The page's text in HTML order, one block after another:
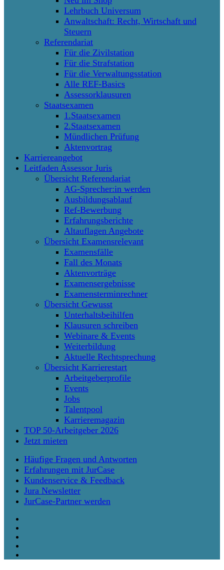
Lehrbuch Universum
Anwaltschaft: Recht, Wirtschaft und
Steuern
Referendariat
Für die Zivilstation
Für die Strafstation
Für die Verwaltungsstation
Alle REF-Basics
Assessorklausuren
Staatsexamen
1.Staatsexamen
2.Staatsexamen
Mündlichen Prüfung
Aktenvortrag
Karriereangebot
Leitfaden Assessor Juris
Übersicht Referendariat
AG-Sprecher:in werden
Ausbildungsablauf
Ref-Bewerbung
Erfahrungsberichte
Altauflagen Angebote
Übersicht Examensrelevant
Examensfälle
Fall des Monats
Aktenvorträge
Examensergebnisse
Examensterminrechner
Übersicht Gewusst
Unterhaltsbeihilfen
Klausuren schreiben
Webinare & Events
Weiterbildung
Aktuelle Rechtsprechung
Übersicht Karrierestart
Arbeitgeberprofile
Events
Jobs
Talentpool
Karrieremagazin
TOP 50-Arbeitgeber 2026
Jetzt mieten
Häufige Fragen und Antworten
Erfahrungen mit JurCase
Kundenservice & Feedback
Jura Newsletter
JurCase-Partner werden